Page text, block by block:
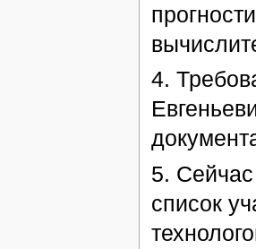
4.
5.
список